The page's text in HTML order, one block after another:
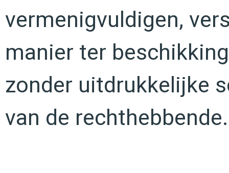
vermenigvuldigen,
manier ter
zonder uitdrukkelijke
van de rechthebbende.